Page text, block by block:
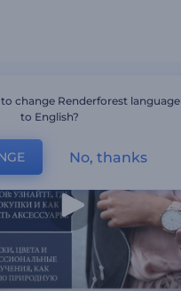
change Renderforest language
to English?
No, thanks